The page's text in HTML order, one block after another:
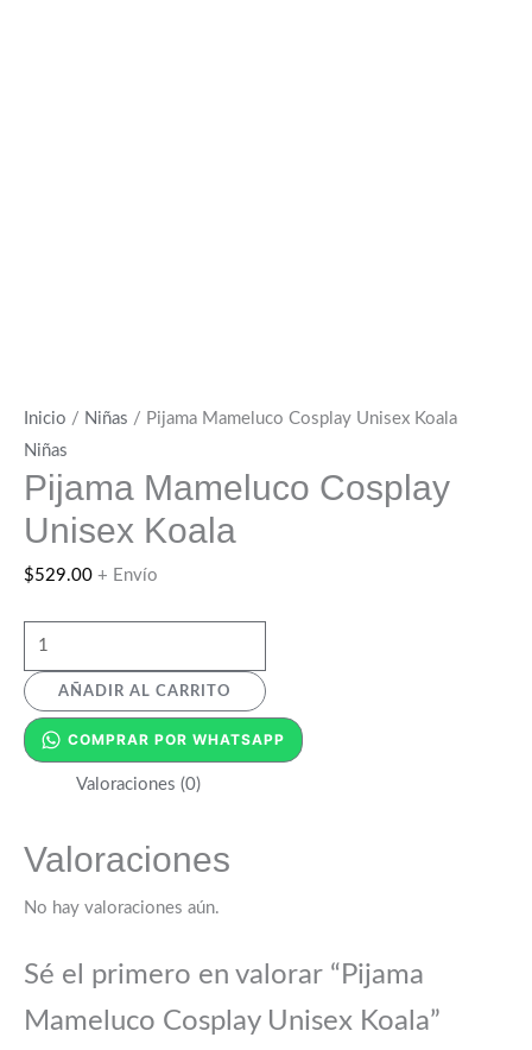
Inicio / Niñas / Pijama Mameluco Cosplay Unisex Koala
Niñas
Pijama Mameluco Cosplay
Unisex Koala
$529.00 + Envío
AÑADIR AL CARRITO
COMPRAR POR WHATSAPP
Valoraciones (0)
Valoraciones
No hay valoraciones aún.
Sé el primero en valorar “Pijama
Mameluco Cosplay Unisex Koala”